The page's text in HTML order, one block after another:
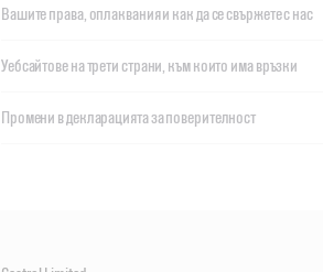
Вашите права, оплаквания и как да се свържете с нас
Уебсайтове на трети страни, към които има връзки
Промени в декларацията за поверителност